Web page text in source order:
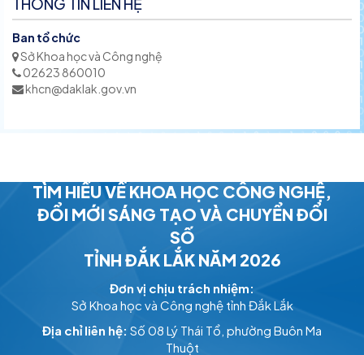
THÔNG TIN LIÊN HỆ
Ban tổ chức
Sở Khoa học và Công nghệ
02623 860010
khcn@daklak.gov.vn
TÌM HIỂU VỀ KHOA HỌC CÔNG NGHỆ,
ĐỔI MỚI SÁNG TẠO VÀ CHUYỂN ĐỔI
SỐ
TỈNH ĐẮK LẮK NĂM 2026
Đơn vị chịu trách nhiệm:
Sở Khoa học và Công nghệ tỉnh Đắk Lắk
Địa chỉ liên hệ: Số 08 Lý Thái Tổ, phường Buôn Ma
Thuột